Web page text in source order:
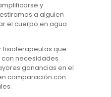
y
a alguien
el cuerpo en agua
fisioterapeutas que
necesidades
ganancias en el
comparación con